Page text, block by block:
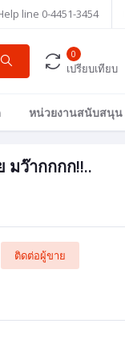
line 0-4451-3454
0
เปรียบเทียบ
หน่วยงานสนับสนุน
มว๊ากกกก!!..
ติดต่อผู้ขาย